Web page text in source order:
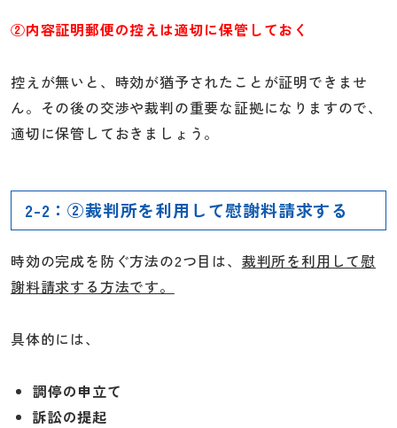
②内容証明郵便の控えは適切に保管しておく
控えが無いと、時効が猶予されたことが証明できませ
ん。その後の交渉や裁判の重要な証拠になりますので、
適切に保管しておきましょう。
2-2：②裁判所を利用して慰謝料請求する
時効の完成を防ぐ方法の2つ目は、 裁判所を利用して慰
謝料請求する方法です。
具体的には、
調停の申立て
訴訟の提起